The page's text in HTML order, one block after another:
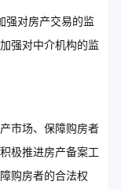
强对房产交易的监
强对中介机构的监
市场、保障购房者
极推进房产备案工
购房者的合法权